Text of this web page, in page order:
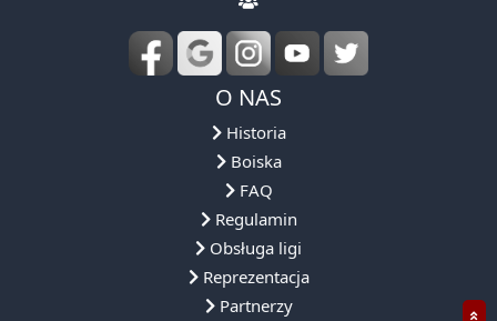
O NAS
Historia
Boiska
FAQ
Regulamin
Obsługa ligi
Reprezentacja
Partnerzy